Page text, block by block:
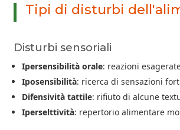
Tipi di disturbi
Disturbi sensoriali
Ipersensibilità orale: reazioni
Iposensibilità: ricerca di sensazioni
Difensività tattile: rifiuto di alcune
Iperselttività: repertorio alimentare